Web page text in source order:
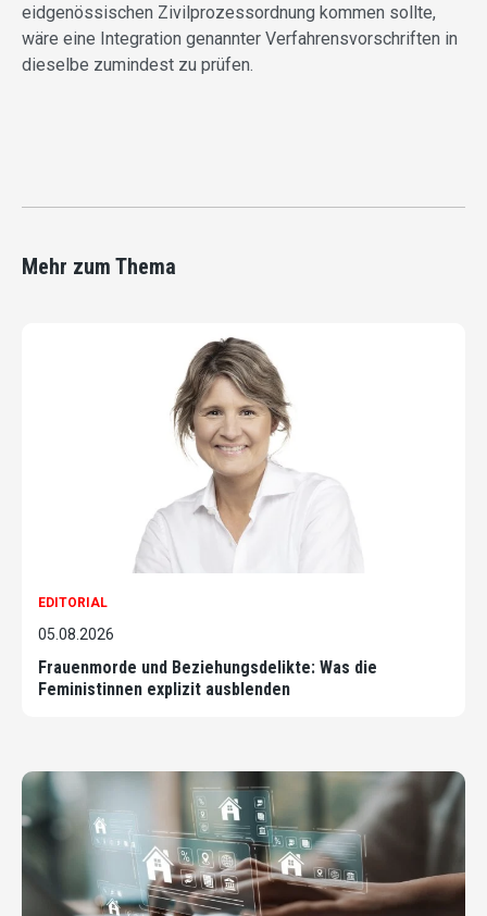
eidgenössischen Zivilprozessordnung kommen sollte,
wäre eine Integration genannter Verfahrensvorschriften in
dieselbe zumindest zu prüfen.
Mehr zum Thema
EDITORIAL
05.08.2026
Frauenmorde und Beziehungsdelikte: Was die
Feministinnen explizit ausblenden